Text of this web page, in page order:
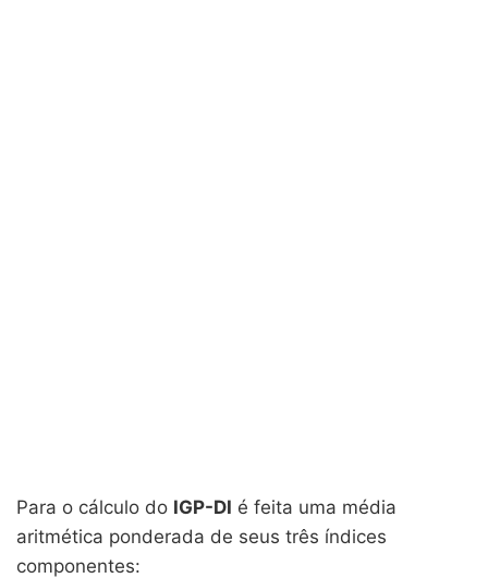
Para o cálculo do IGP-DI é feita uma média
aritmética ponderada de seus três índices
componentes: